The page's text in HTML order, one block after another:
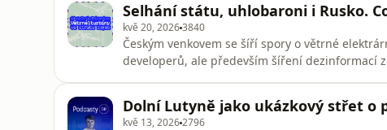
Selhání státu, uhlobaroni i Rusko.
kvě 20, 20263840
Českým venkovem se šíří spory o větrné
developerů, ale především šíření dezinformací
se bavil Matěj Moravanský s ho
Dolní Lutyně jako ukázkový střet o
kvě 13, 20262796